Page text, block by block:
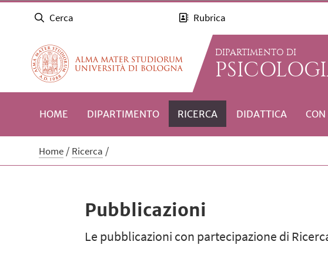
Cerca Rubrica
DIPARTIMENTO DI
HOME DIPARTIMENTO RICERCA DIDATTICA
Home Ricerca
Pubblicazioni
Le pubblicazioni con partecipazione di